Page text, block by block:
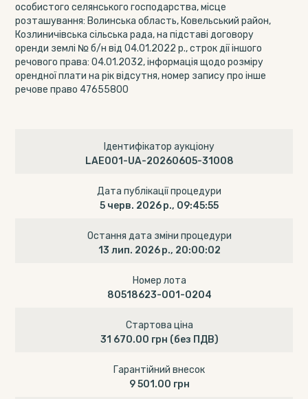
особистого селянського господарства, місце
розташування: Волинська область, Ковельський район,
Козлиничівська сільська рада, на підставі договору
оренди землі № б/н від 04.01.2022 р., строк дії іншого
речового права: 04.01.2032, інформація щодо розміру
орендної плати на рік відсутня, номер запису про інше
речове право 47655800
Ідентифікатор аукціону
LAE001-UA-20260605-31008
Дата публікації процедури
5 черв. 2026 р., 09:45:55
Остання дата зміни процедури
13 лип. 2026 р., 20:00:02
Номер лота
80518623-001-0204
Стартова ціна
31 670.00 грн (без ПДВ)
Гарантійний внесок
9 501.00 грн